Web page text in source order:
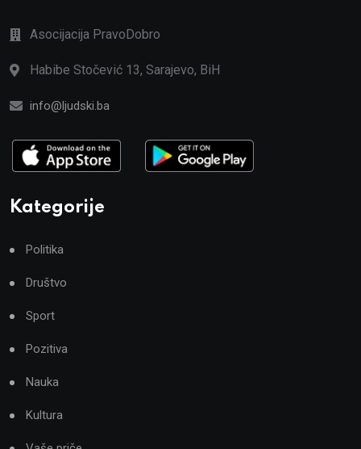
Asocijacija PravoDobro
Habibe Stočević 13, Sarajevo, BiH
info@ljudski.ba
Kategorije
Politika
Društvo
Sport
Pozitiva
Nauka
Kultura